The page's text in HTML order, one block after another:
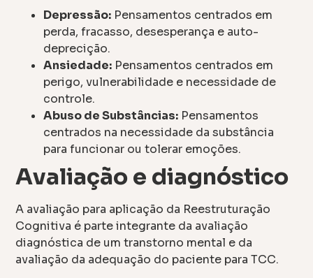
Depressão: Pensamentos centrados em
perda, fracasso, desesperança e auto-
deprecição.
Ansiedade: Pensamentos centrados em
perigo, vulnerabilidade e necessidade de
controle.
Abuso de Substâncias: Pensamentos
centrados na necessidade da substância
para funcionar ou tolerar emoções.
Avaliação e diagnóstico
A avaliação para aplicação da Reestruturação
Cognitiva é parte integrante da avaliação
diagnóstica de um transtorno mental e da
avaliação da adequação do paciente para TCC.